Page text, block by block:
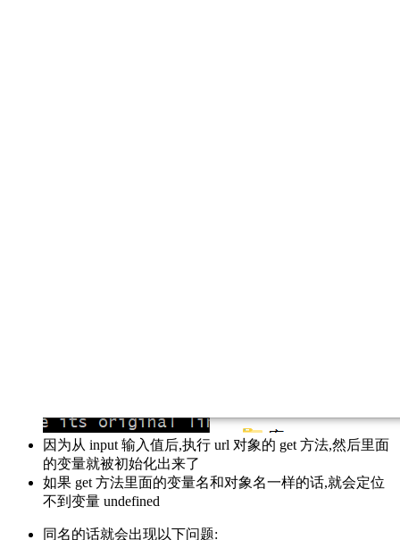
因为从 input 输入值后,执行 url 对象的 get 方法,然后里面
的变量就被初始化出来了
如果 get 方法里面的变量名和对象名一样的话,就会定位
不到变量 undefined
同名的话就会出现以下问题: